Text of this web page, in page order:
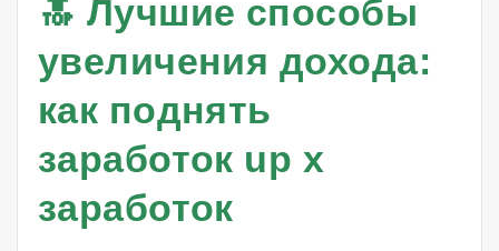
🔝 Лучшие способы
увеличения дохода:
как поднять
заработок up x
заработок